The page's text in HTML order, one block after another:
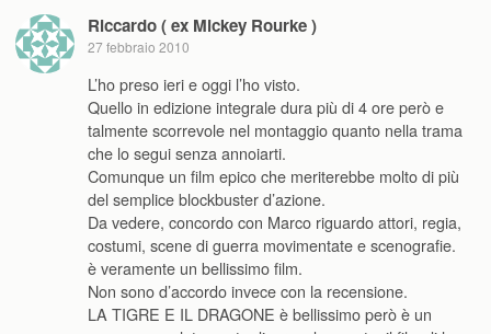
Riccardo ( ex Mickey Rourke )
27 febbraio 2010
L’ho preso ieri e oggi l’ho visto.
Quello in edizione integrale dura più di 4 ore però e
talmente scorrevole nel montaggio quanto nella trama
che lo segui senza annoiarti.
Comunque un film epico che meriterebbe molto di più
del semplice blockbuster d’azione.
Da vedere, concordo con Marco riguardo attori, regia,
costumi, scene di guerra movimentate e scenografie.
è veramente un bellissimo film.
Non sono d’accordo invece con la recensione.
LA TIGRE E IL DRAGONE è bellissimo però è un